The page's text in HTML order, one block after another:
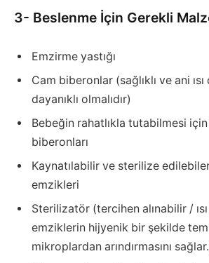
3- Beslenme İçin Gerekli
Emzirme yastığı
Cam biberonlar (sağlıklı ve ani
dayanıklı olmalıdır)
Bebeğin rahatlıkla tutabilmesi
biberonları
Kaynatılabilir ve sterilize
emzikleri
Sterilizatör (tercihen alınabilir /
emziklerin hijyenik bir şekilde
mikroplardan arındırmasını